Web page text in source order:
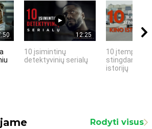
12:25
10 įsimintinų
detektyvinių serialų
10 įtemptų,
stingdančių
istorijų
Rodyti visus